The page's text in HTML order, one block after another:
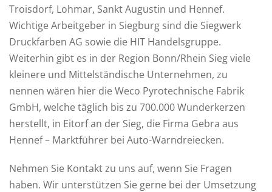
Troisdorf, Lohmar, Sankt Augustin und Hennef.
Wichtige Arbeitgeber in Siegburg sind die Siegwerk
Druckfarben AG sowie die HIT Handelsgruppe.
Weiterhin gibt es in der Region Bonn/Rhein Sieg viele
kleinere und Mittelständische Unternehmen, zu
nennen wären hier die Weco Pyrotechnische Fabrik
GmbH, welche täglich bis zu 700.000 Wunderkerzen
herstellt, in Eitorf an der Sieg, die Firma Gebra aus
Hennef – Marktführer bei Auto-Warndreiecken.
Nehmen Sie Kontakt zu uns auf, wenn Sie Fragen
haben. Wir unterstützen Sie gerne bei der Umsetzung